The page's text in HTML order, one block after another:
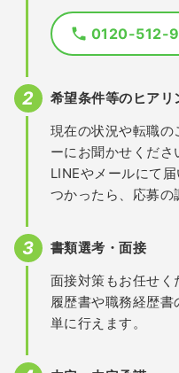
0120-512-
希望条件等のヒアリ
現在の状況や転職
ーにお聞かせくださ
LINEやメールにて
つかったら、応募の
書類選考・面接
面接対策もお任せく
履歴書や職務経歴
単に行えます。